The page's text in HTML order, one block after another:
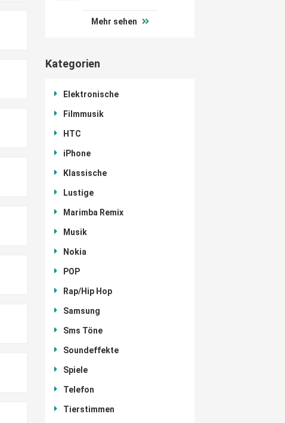
Mehr sehen
Kategorien
Elektronische
Filmmusik
HTC
iPhone
Klassische
Lustige
Marimba Remix
Musik
Nokia
POP
Rap/Hip Hop
Samsung
Sms Töne
Soundeffekte
Spiele
Telefon
Tierstimmen